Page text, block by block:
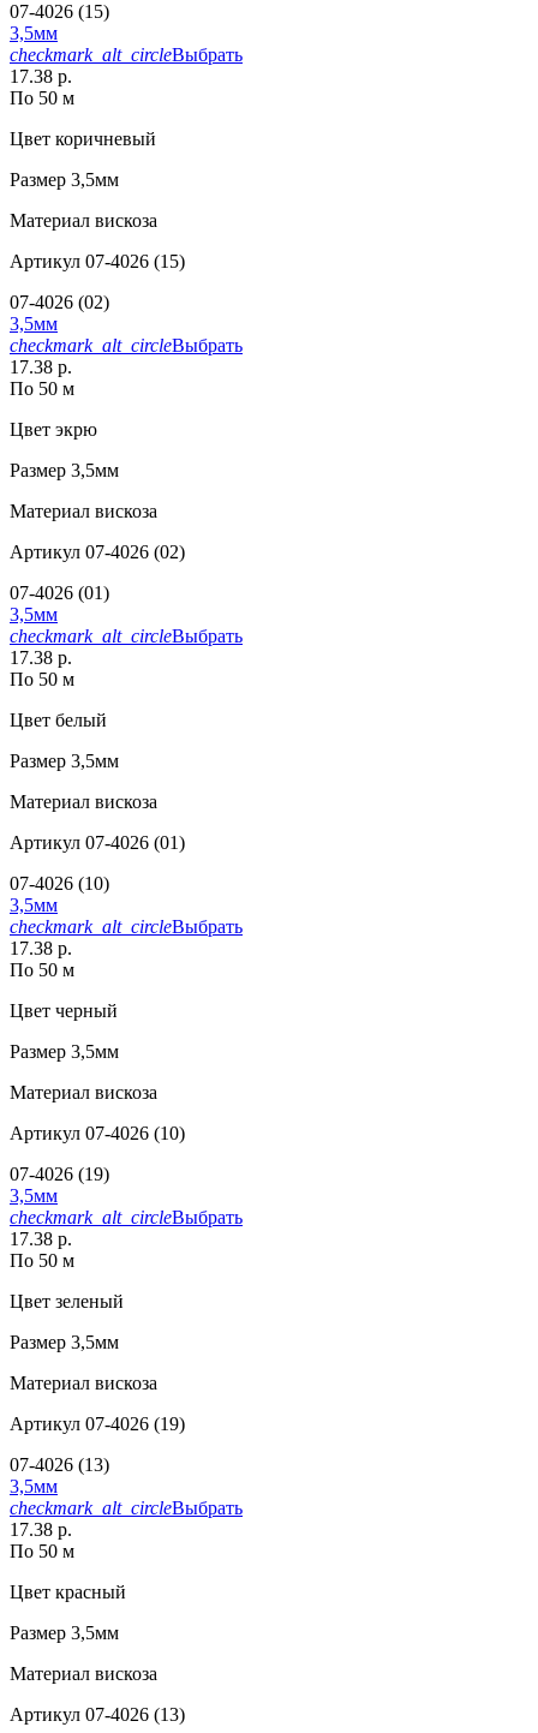
07-4026 (15)
3,5мм
checkmark_alt_circleВыбрать
17.38 р.
По 50 м
Цвет коричневый
Размер 3,5мм
Материал вискоза
Артикул 07-4026 (15)
07-4026 (02)
3,5мм
checkmark_alt_circleВыбрать
17.38 р.
По 50 м
Цвет экрю
Размер 3,5мм
Материал вискоза
Артикул 07-4026 (02)
07-4026 (01)
3,5мм
checkmark_alt_circleВыбрать
17.38 р.
По 50 м
Цвет белый
Размер 3,5мм
Материал вискоза
Артикул 07-4026 (01)
07-4026 (10)
3,5мм
checkmark_alt_circleВыбрать
17.38 р.
По 50 м
Цвет черный
Размер 3,5мм
Материал вискоза
Артикул 07-4026 (10)
07-4026 (19)
3,5мм
checkmark_alt_circleВыбрать
17.38 р.
По 50 м
Цвет зеленый
Размер 3,5мм
Материал вискоза
Артикул 07-4026 (19)
07-4026 (13)
3,5мм
checkmark_alt_circleВыбрать
17.38 р.
По 50 м
Цвет красный
Размер 3,5мм
Материал вискоза
Артикул 07-4026 (13)